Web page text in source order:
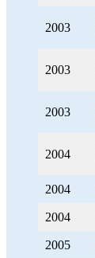
2003
2003
2003
2004
2004
2004
2005